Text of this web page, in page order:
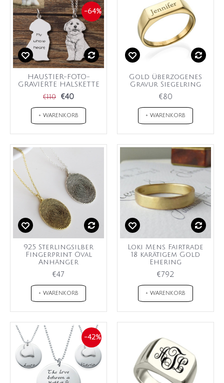
-64%
HAUSTIER-FOTO-
GRAVIERTE HALSKETTE
€110 €40
+ WARENKORB
Gold überzogenes
Gravur Siegelring
€80
+ WARENKORB
925 Sterlingsilber
Fingerprint Oval
Anhänger
€47
+ WARENKORB
Loki Mens Fairtrade
18 karätigem Gold
Ehering
€792
+ WARENKORB
-42%